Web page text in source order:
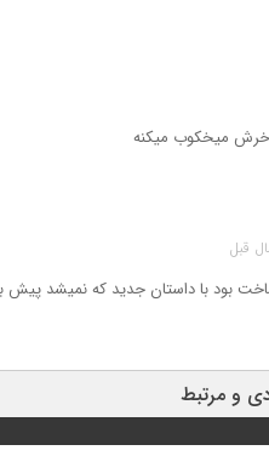
آخرش میخکوب میکنه
بود با داستان جدید که نمیشد پیش
و مرتبط